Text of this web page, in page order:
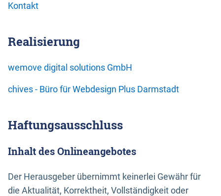
Kontakt
Realisierung
wemove digital solutions GmbH
chives - Büro für Webdesign Plus Darmstadt
Haftungsausschluss
Inhalt des Onlineangebotes
Der Herausgeber übernimmt keinerlei Gewähr für
die Aktualität, Korrektheit, Vollständigkeit oder